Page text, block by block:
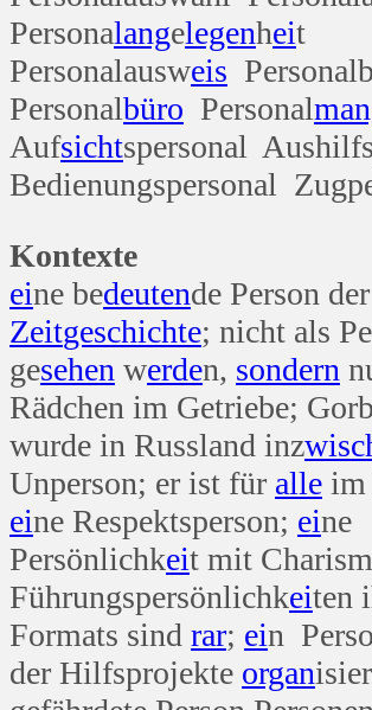
Personalangelegenheit
Personalausweis
Personalbüro Personal
Aufsichtspersonal
Bedienungspersonal
Kontexte
eine bedeutende Person der
Zeitgeschichte; nicht als
gesehen werden, sondern
Rädchen im Getriebe;
wurde in Russland inz
Unperson; er ist für alle im
eine Respektsperson; eine
Persönlichkeit mit
Führungspersönlichkeiten
Formats sind rar; ein
der Hilfsprojekte organ